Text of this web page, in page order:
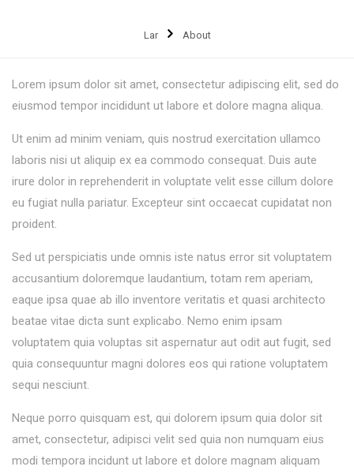
Lar About
Lorem ipsum dolor sit amet, consectetur adipiscing elit, sed do
eiusmod tempor incididunt ut labore et dolore magna aliqua.
Ut enim ad minim veniam, quis nostrud exercitation ullamco
laboris nisi ut aliquip ex ea commodo consequat. Duis aute
irure dolor in reprehenderit in voluptate velit esse cillum dolore
eu fugiat nulla pariatur. Excepteur sint occaecat cupidatat non
proident.
Sed ut perspiciatis unde omnis iste natus error sit voluptatem
accusantium doloremque laudantium, totam rem aperiam,
eaque ipsa quae ab illo inventore veritatis et quasi architecto
beatae vitae dicta sunt explicabo. Nemo enim ipsam
voluptatem quia voluptas sit aspernatur aut odit aut fugit, sed
quia consequuntur magni dolores eos qui ratione voluptatem
sequi nesciunt.
Neque porro quisquam est, qui dolorem ipsum quia dolor sit
amet, consectetur, adipisci velit sed quia non numquam eius
modi tempora incidunt ut labore et dolore magnam aliquam